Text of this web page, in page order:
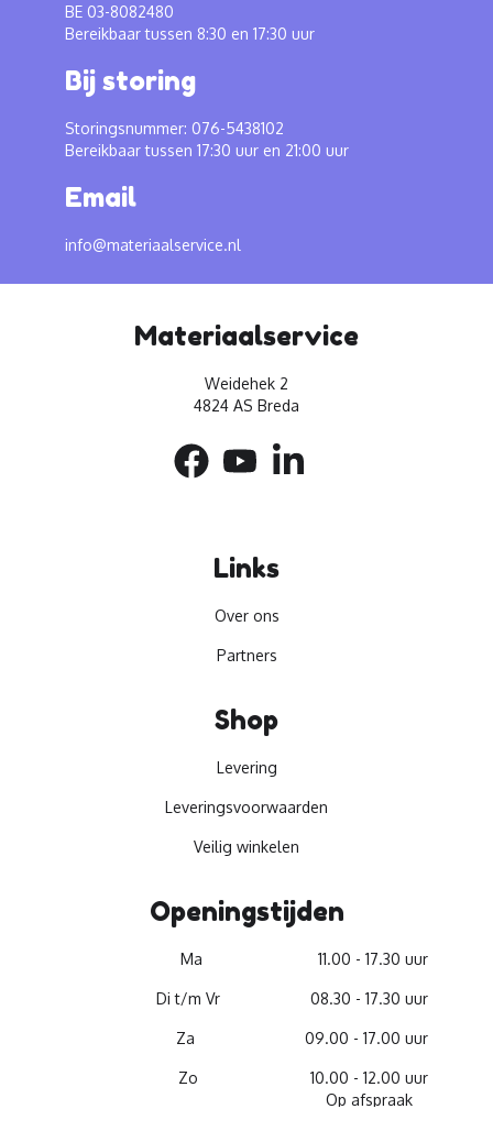
BE 03-8082480
Bereikbaar tussen 8:30 en 17:30 uur
Bij storing
Storingsnummer: 076-5438102
Bereikbaar tussen 17:30 uur en 21:00 uur
Email
info@materiaalservice.nl
Materiaalservice
Weidehek 2
4824 AS Breda
Links
Over ons
Partners
Shop
Levering
Leveringsvoorwaarden
Veilig winkelen
Openingstijden
Ma 11.00 - 17.30 uur
Di t/m Vr 08.30 - 17.30 uur
Za 09.00 - 17.00 uur
Zo
10.00 - 12.00 uur
Op afspraak